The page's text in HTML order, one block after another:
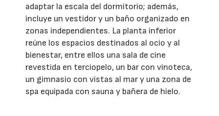
adaptar la escala del dormitorio; además,
incluye un vestidor y un baño organizado en
zonas independientes. La planta inferior
reúne los espacios destinados al ocio y al
bienestar, entre ellos una sala de cine
revestida en terciopelo, un bar con vinoteca,
un gimnasio con vistas al mar y una zona de
spa equipada con sauna y bañera de hielo.